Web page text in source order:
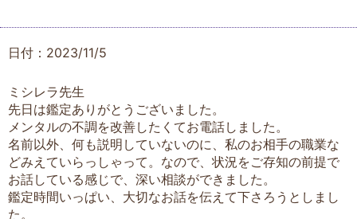
日付：2023/11/5
ミシレラ先生
先日は鑑定ありがとうございました。
メンタルの不調を改善したくてお電話しました。
名前以外、何も説明していないのに、私のお相手の職業な
どみえていらっしゃって。なので、状況をご存知の前提で
お話している感じで、深い相談ができました。
鑑定時間いっぱい、大切なお話を伝えて下さろうとしまし
た。